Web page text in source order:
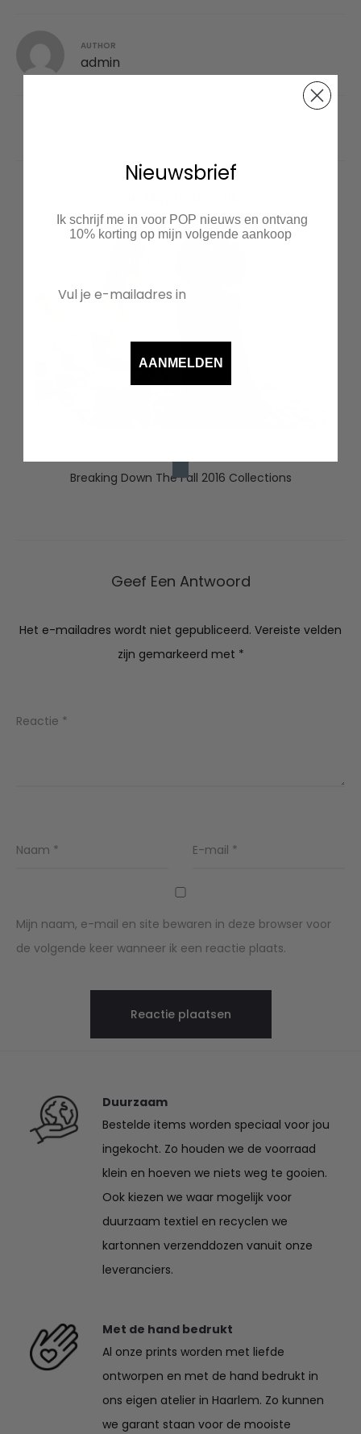
AUTHOR
admin
Breaking Down The Fall 2016 Collections
Geef Een Antwoord
Het e-mailadres wordt niet gepubliceerd. Vereiste velden
zijn gemarkeerd met *
Reactie *
Naam * E-mail *
Mijn naam, e-mail en site bewaren in deze browser voor
de volgende keer wanneer ik een reactie plaats.
Duurzaam
Bestelde items worden speciaal voor jou
ingekocht. Zo houden we de voorraad
klein en hoeven we niets weg te gooien.
Ook kiezen we waar mogelijk voor
duurzaam textiel en recyclen we
kartonnen verzenddozen vanuit onze
leveranciers.
Met de hand bedrukt
Al onze prints worden met liefde
ontworpen en met de hand bedrukt in
ons eigen atelier in Haarlem. Zo kunnen
we garant staan voor de mooiste
Nieuwsbrief
Ik schrijf me in voor POP nieuws en ontvang
10% korting op mijn volgende aankoop
AANMELDEN